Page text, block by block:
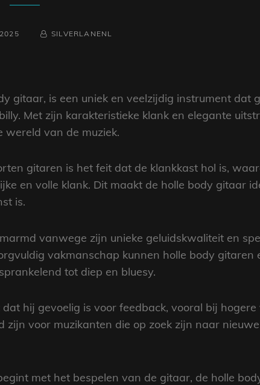
NAAMREGEL
BYLINE
SILVERLANENL
gitaar, is een uniek en veelzijdig instrument dat
Met zijn karakteristieke klank en elegante
wereld van de muziek.
gitaren is het feit dat de klankkast hol is,
en volle klank. Dit maakt de holle body gitaar
is.
vanwege zijn unieke geluidskwaliteit en
vakmanschap kunnen holle body gitaren
tot diep en bluesy.
hij gevoelig is voor feedback, vooral bij hogere
voor muzikanten die op zoek zijn naar
met het bespelen van de gitaar, de holle